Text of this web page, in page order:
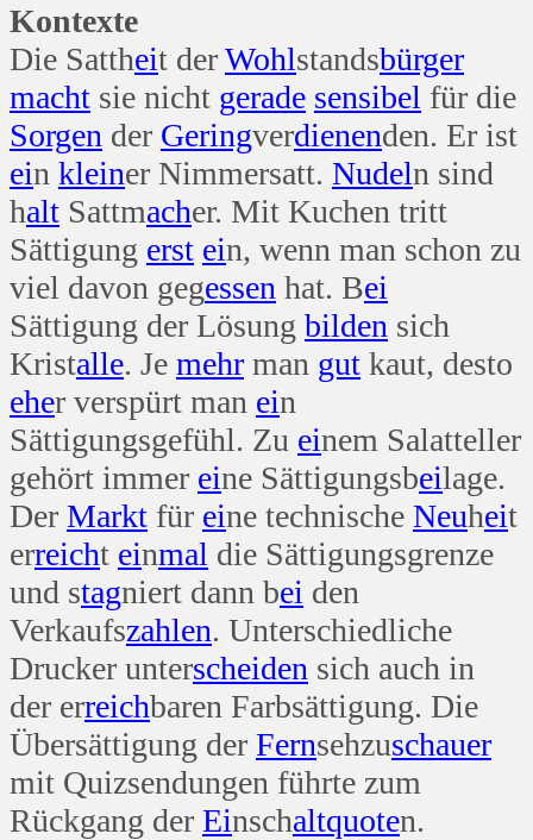
Kontexte
Die Sattheit derWohlstandsbürger
macht sie nicht gerade sensibel für die
Sorgen der Geringverdienenden. Er ist
ein kleiner Nimmersatt. Nudeln sind
halt Sattmacher. Mit Kuchen tritt
Sättigung erst ein, wenn man schon zu
viel davon gegessen hat. Bei
Sättigung der Lösung bilden sich
Kristalle. Je mehr man gut kaut, desto
eher verspürt man ein
Sättigungsgefühl. Zu einem Salatteller
gehört immer eine Sättigungsbeilage.
Der Markt für eine technische Neuheit
erreicht einmal die Sättigungsgrenze
und stagniert dann bei den
Verkaufszahlen. Unterschiedliche
Drucker unterscheiden sich auch in
der erreichbaren Farbsättigung. Die
Übersättigung der Fernsehzuschauer
mit Quizsendungen führte zum
Rückgang der Einschaltquoten.